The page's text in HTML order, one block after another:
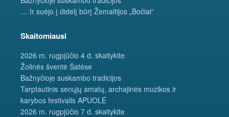
… Ir suėjo į didelį būrį Žemaitijos „Bočiai“
Skaitomiausi
2026 m. rugpjūčio 4 d. skaitykite
Žolinės šventė Šatėse
Bažnyčioje suskambo tradicijos
Tarptautinis senųjų amatų, archajinės muzikos ir
karybos festivalis APUOLĖ
2026 m. rugpjūčio 7 d. skaitykite